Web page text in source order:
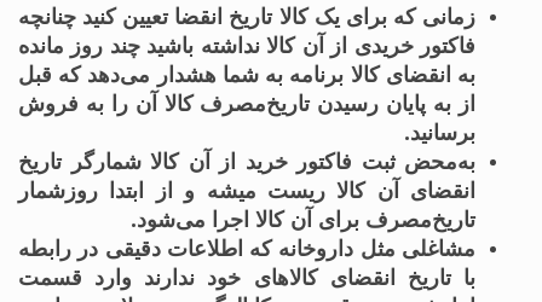
زمانی که برای یک کالا تاریخ انقضا تعیین کنید چنانچه
فاکتور خریدی از آن کالا نداشته باشید چند روز مانده
به انقضای کالا برنامه به شما هشدار می‌دهد که قبل
از به پایان رسیدن تاریخ‌مصرف کالا آن را به فروش
برسانید.
به‌محض ثبت فاکتور خرید از آن کالا شمارگر تاریخ
انقضای آن کالا ریست میشه و از ابتدا روزشمار
تاریخ‌مصرف برای آن کالا اجرا می‌شود.
مشاغلی مثل داروخانه که اطلاعات دقیقی در رابطه
با تاریخ انقضای کالاهای خود ندارند وارد قسمت